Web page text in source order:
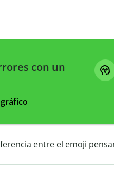
con un
entre el emoji